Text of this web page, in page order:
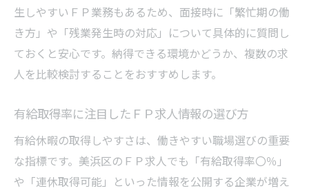
生しやすいＦＰ業務もあるため、面接時に「繁忙期の働
き方」や「残業発生時の対応」について具体的に質問し
ておくと安心です。納得できる環境かどうか、複数の求
人を比較検討することをおすすめします。
有給取得率に注目したＦＰ求人情報の選び方
有給休暇の取得しやすさは、働きやすい職場選びの重要
な指標です。美浜区のＦＰ求人でも「有給取得率〇％」
や「連休取得可能」といった情報を公開する企業が増え